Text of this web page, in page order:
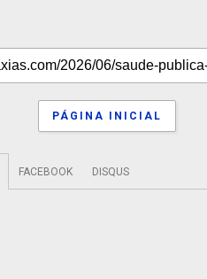
PÁGINA INICIAL
FACEBOOK DISQUS